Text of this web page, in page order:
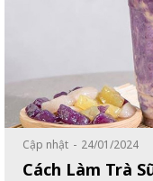
Cập nhật - 24/01/2024
Cách Làm Trà